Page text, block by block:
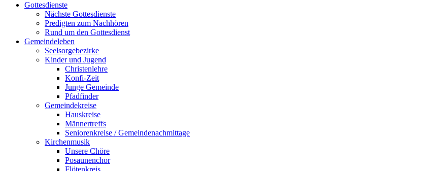
Gottesdienste
Nächste Gottesdienste
Predigten zum Nachhören
Rund um den Gottesdienst
Gemeindeleben
Seelsorgebezirke
Kinder und Jugend
Christenlehre
Konfi-Zeit
Junge Gemeinde
Pfadfinder
Gemeindekreise
Hauskreise
Männertreffs
Seniorenkreise / Gemeindenachmittage
Kirchenmusik
Unsere Chöre
Posaunenchor